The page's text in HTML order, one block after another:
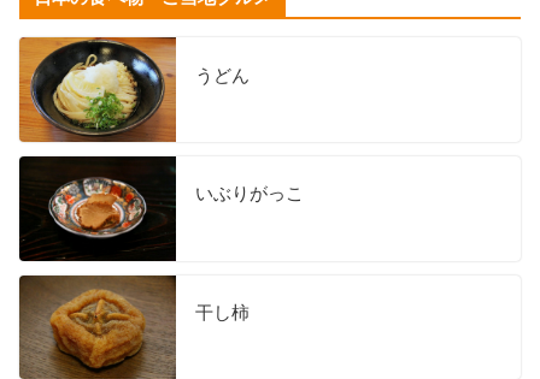
うどん
いぶりがっこ
干し柿